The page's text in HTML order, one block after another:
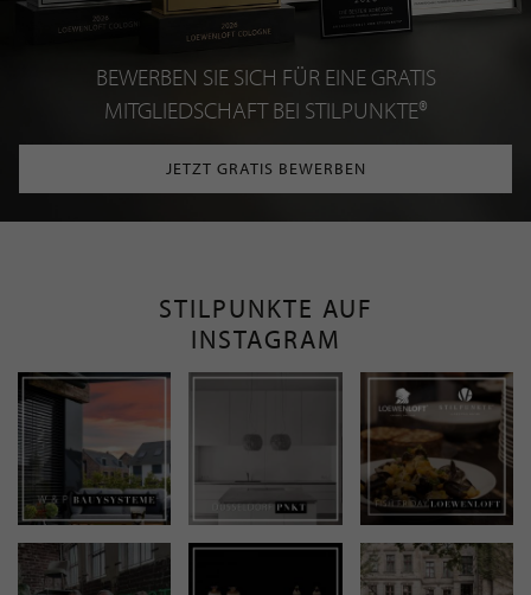
BEWERBEN SIE SICH FÜR EINE GRATIS
MITGLIEDSCHAFT BEI STILPUNKTE®
JETZT GRATIS BEWERBEN
STILPUNKTE AUF
INSTAGRAM